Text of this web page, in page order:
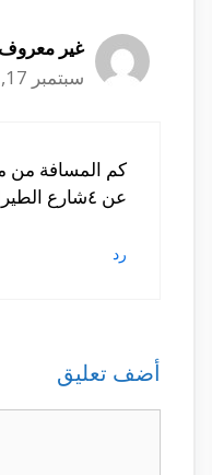
غير معروف
سبتمبر 17, 2022 الساعة 8:04 م
كم المسافة من
عن ٤شارع الطيران
رد
أضف تعليق